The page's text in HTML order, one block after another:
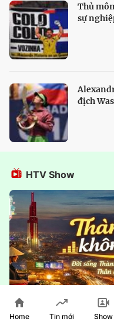
Thủ
sự
địch
HTV Show
Home Tin mới Show